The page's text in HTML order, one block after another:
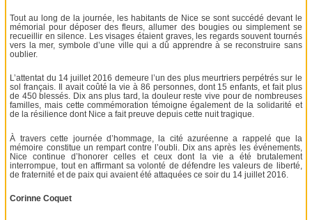
Tout au long de la journée, les habitants de Nice se sont succédé devant le
mémorial pour déposer des fleurs, allumer des bougies ou simplement se
recueillir en silence. Les visages étaient graves, les regards souvent tournés
vers la mer, symbole d’une ville qui a dû apprendre à se reconstruire sans
oublier.
L’attentat du 14 juillet 2016 demeure l’un des plus meurtriers perpétrés sur le
sol français. Il avait coûté la vie à 86 personnes, dont 15 enfants, et fait plus
de 450 blessés. Dix ans plus tard, la douleur reste vive pour de nombreuses
familles, mais cette commémoration témoigne également de la solidarité et
de la résilience dont Nice a fait preuve depuis cette nuit tragique.
À travers cette journée d’hommage, la cité azuréenne a rappelé que la
mémoire constitue un rempart contre l’oubli. Dix ans après les événements,
Nice continue d’honorer celles et ceux dont la vie a été brutalement
interrompue, tout en affirmant sa volonté de défendre les valeurs de liberté,
de fraternité et de paix qui avaient été attaquées ce soir du 14 juillet 2016.
Corinne Coquet